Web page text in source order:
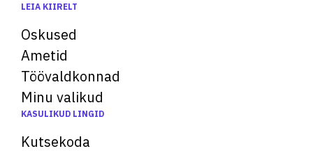
LEIA KIIRELT
Oskused
Ametid
Töövaldkonnad
Minu valikud
KASULIKUD LINGID
Kutsekoda